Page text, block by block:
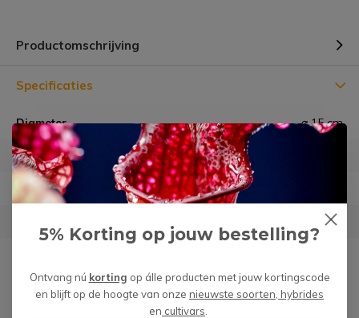
Productomschrijving
Specificaties
Diameter ⌀ 15 cm
Hoogte
Materiaal Aardewerk (geglazuurd)
Kleine en Middelgrote planten
5% Korting op jouw bestelling?
Ontvang nú korting op álle producten met jouw kortingscode
en blijft op de hoogte van onze nieuwste soorten, hybrides
en cultivars